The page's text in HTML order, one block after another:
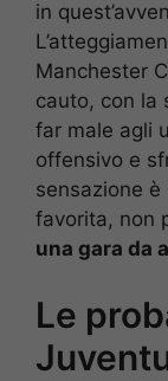
in
Manchester
cauto, con la
far male agli
offensivo e
sensazione
favorita, non
una gara da
Le